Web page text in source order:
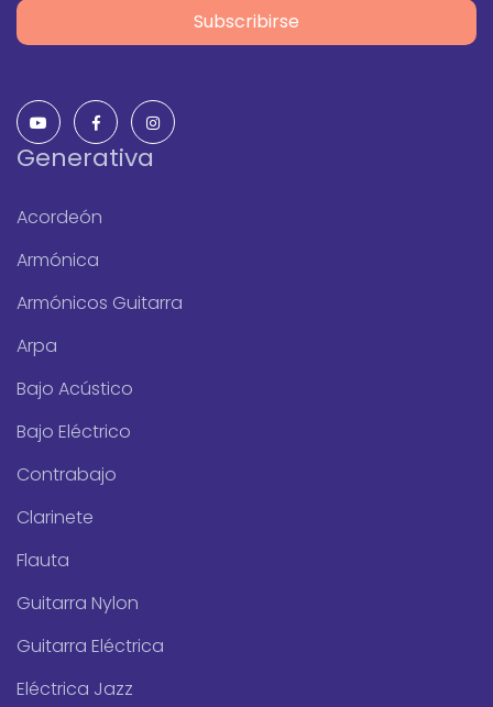
Subscribirse
Generativa
Acordeón
Armónica
Armónicos Guitarra
Arpa
Bajo Acústico
Bajo Eléctrico
Contrabajo
Clarinete
Flauta
Guitarra Nylon
Guitarra Eléctrica
Eléctrica Jazz